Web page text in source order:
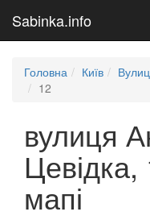
Sabinka.info
Головна Київ
12
вулиця
Цевідка,
мапі